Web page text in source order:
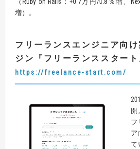
（Ruby on Rails：+0.7万円/0.8％増、
増）。
フリーランスエンジニア向
ジン 『 フリーランススタート
https://freelance-start.com/
フ
ア
て